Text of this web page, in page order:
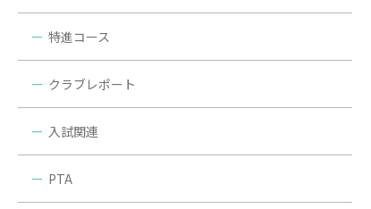
特進コース
クラブレポート
入試関連
PTA